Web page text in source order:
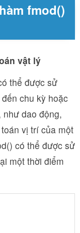
fmod()
vật lý
thể được sử
chu kỳ hoặc
dao động,
vị trí của một
có thể được sử
một thời điểm